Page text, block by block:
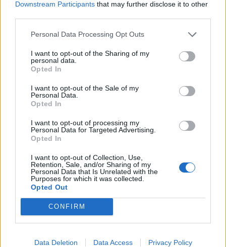
Downstream Participants that may further disclose it to other
Personal Data Processing Opt Outs
I want to opt-out of the Sharing of my
personal data.
Opted In
I want to opt-out of the Sale of my
Personal Data.
Opted In
I want to opt-out of processing my
Personal Data for Targeted Advertising.
Opted In
I want to opt-out of Collection, Use,
Retention, Sale, and/or Sharing of my
Personal Data that Is Unrelated with the
Purposes for which it was collected.
Opted Out
CONFIRM
Data Deletion Data Access Privacy Policy
Νέα γονιδιακή θεραπεία δίνει
ελπίδες σε εκ γενετής κωφούς –
Εγκρίθηκε από τον FDA